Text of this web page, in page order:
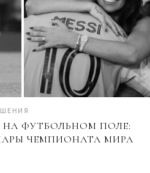
НА ФУТБОЛЬНОМ ПОЛЕ:
ЧЕМПИОНАТА МИРА